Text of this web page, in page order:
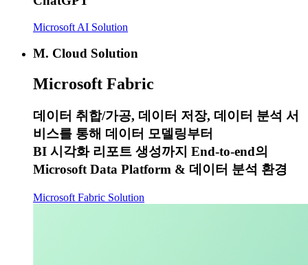
Microsoft AI Solution
M. Cloud Solution
Microsoft Fabric
데이터 취합/가공, 데이터 저장, 데이터 분석 서
비스를 통해 데이터 모델링부터
BI 시각화 리포트 생성까지 End-to-end의
Microsoft Data Platform & 데이터 분석 환경
Microsoft Fabric Solution